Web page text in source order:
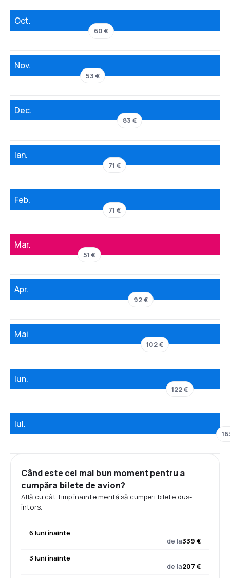
Oct.
60 €
Nov.
53 €
Dec.
83 €
Ian.
71 €
Feb.
71 €
Mar.
51 €
Apr.
92 €
Mai
102 €
Iun.
122 €
Iul.
Când este cel mai bun moment pentru a
cumpăra bilete de avion?
Află cu cât timp înainte merită să cumperi bilete dus-
întors.
6 luni înainte
de la339 €
3 luni înainte
de la207 €